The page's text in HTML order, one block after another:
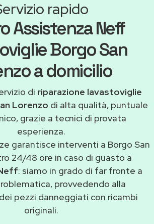
rapido
Assistenza Neff
Borgo San
a domicilio
di riparazione lavastoviglie
Lorenzo di alta qualità, puntuale
grazie a tecnici di provata
esperienza.
garantisce interventi a Borgo San
24/48 ore in caso di guasto a
: siamo in grado di far fronte a
provvedendo alla
pezzi danneggiati con ricambi
originali.